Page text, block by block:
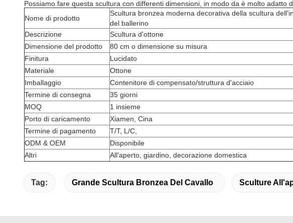
Possiamo fare questa scultura con differenti dimensioni, in modo da è molto adatto
Nome di prodotto
Scultura bronzea moderna decorativa della scultura
del ballerino
Descrizione
Scultura d'ottone
Dimensione del prodotto
80 cm o dimensione su misura
Finitura
Lucidato
Materiale
Ottone
Imballaggio
Contenitore di compensato/struttura d'acciaio
Termine di consegna
35 giorni
MOQ
1 insieme
Porto di caricamento
Xiamen, Cina
Termine di pagamento
T/T, L/C,
ODM & OEM
Disponibile
Altri
All'aperto, giardino, decorazione domestica
Tag: Grande Scultura Bronzea Del Cavallo Sculture